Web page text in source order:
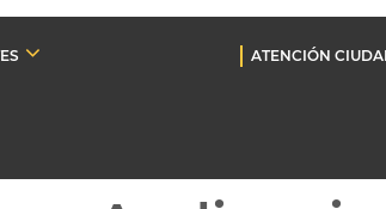
ATENCIÓN